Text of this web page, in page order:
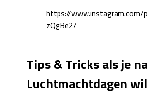
https://
zQgBe2/
Tips & Tricks als je
Luchtmachtdagen